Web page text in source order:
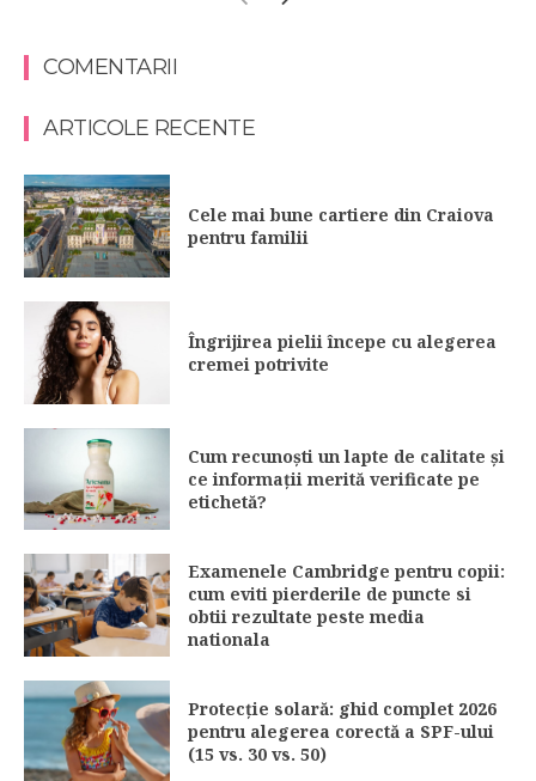
COMENTARII
ARTICOLE RECENTE
Cele mai bune cartiere din Craiova
pentru familii
Îngrijirea pielii începe cu alegerea
cremei potrivite
Cum recunoști un lapte de calitate și
ce informații merită verificate pe
etichetă?
Examenele Cambridge pentru copii:
cum eviti pierderile de puncte si
obtii rezultate peste media
nationala
Protecție solară: ghid complet 2026
pentru alegerea corectă a SPF-ului
(15 vs. 30 vs. 50)